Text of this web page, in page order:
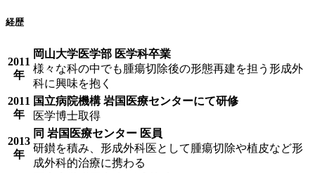
経歴
2011
年
岡山大学医学部 医学科卒業
様々な科の中でも腫瘍切除後の形態再建を担う形成外
科に興味を抱く
2011
年
国立病院機構 岩国医療センターにて研修
医学博士取得
2013
年
同 岩国医療センター 医員
研鑚を積み、形成外科医として腫瘍切除や植皮など形
成外科的治療に携わる